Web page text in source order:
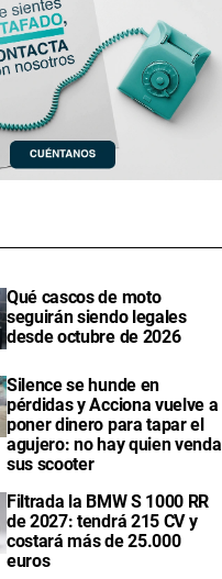
Qué cascos de moto
seguirán siendo legales
desde octubre de 2026
Silence se hunde en
pérdidas y Acciona vuelve a
poner dinero para tapar el
agujero: no hay quien venda
sus scooter
Filtrada la BMW S 1000 RR
de 2027: tendrá 215 CV y
costará más de 25.000
euros